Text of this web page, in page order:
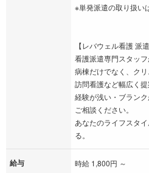
※単発派遣の取り扱い
【レバウェル看護 派
看護派遣専門スタッフ
病棟だけでなく、クリ
訪問看護など幅広く提
経験が浅い・ブラン
ご相談ください。
あなたのライフスタ
る。
給与 時給 1,800円 ～